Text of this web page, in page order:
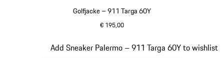
Golfjacke – 911 Targa 60Y
€ 195,00
Add Sneaker Palermo – 911 Targa 60Y to wishlist
Slide 20 von 20